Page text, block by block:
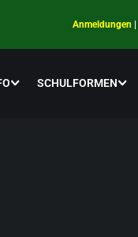
Anmeldungen
SCHULFORMEN